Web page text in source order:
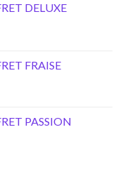
DELUXE
FRAISE
PASSION